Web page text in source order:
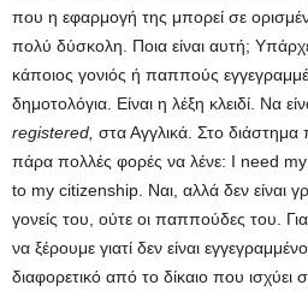
που η εφαρμογή της μπορεί σε
πολύ δύσκολη. Ποια είναι αυτή;
κάποιος γονιός ή παππούς
δημοτολόγια. Είναι η λέξη κλειδί. Να
registered, στα Αγγλικά. Στο διάστημα
πάρα πολλές φορές να λένε: I need
to my citizenship. Ναι, αλλά δεν είναι
γονείς του, ούτε οι παππούδες του.
να ξέρουμε γιατί δεν είναι
διαφορετικό από το δίκαιο που